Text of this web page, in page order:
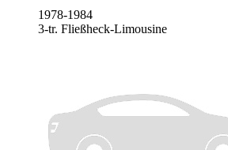
1978-1984
3-tr. Fließheck-Limousine